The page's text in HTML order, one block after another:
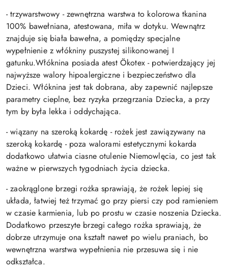
- trzywarstwowy - zewnętrzna warstwa to kolorowa tkanina
100% bawełniana, atestowana, miła w dotyku. Wewnątrz
znajduje się biała bawełna, a pomiędzy specjalne
wypełnienie z włókniny puszystej silikonowanej I
gatunku.Włóknina posiada atest Ökotex - potwierdzający jej
najwyższe walory hipoalergiczne i bezpieczeństwo dla
Dzieci. Włóknina jest tak dobrana, aby zapewnić najlepsze
parametry cieplne, bez ryzyka przegrzania Dziecka, a przy
tym by była lekka i oddychająca.
- wiązany na szeroką kokardę - rożek jest zawiązywany na
szeroką kokardę - poza walorami estetycznymi kokarda
dodatkowo ułatwia ciasne otulenie Niemowlęcia, co jest tak
ważne w pierwszych tygodniach życia dziecka.
- zaokrąglone brzegi rożka sprawiają, że rożek lepiej się
układa, łatwiej też trzymać go przy piersi czy pod ramieniem
w czasie karmienia, lub po prostu w czasie noszenia Dziecka.
Dodatkowo przeszyte brzegi całego rożka sprawiają, że
dobrze utrzymuje ona kształt nawet po wielu praniach, bo
wewnętrzna warstwa wypełnienia nie przesuwa się i nie
odkształca.